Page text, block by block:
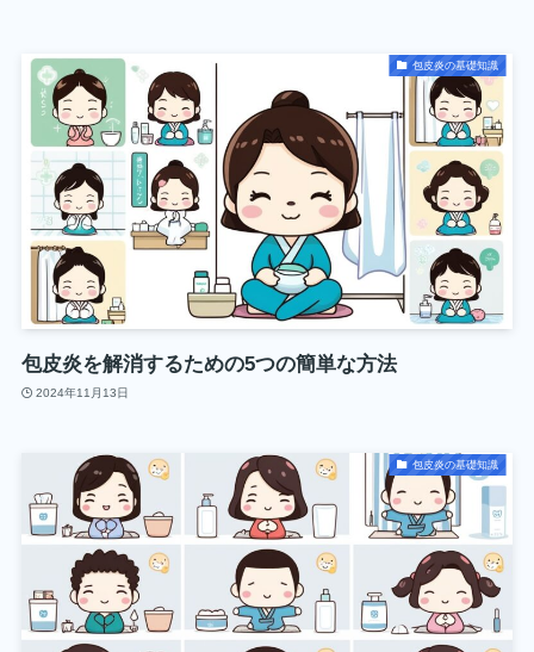
包皮炎の基礎知識
包皮炎を解消するための5つの簡単な方法
2024年11月13日
包皮炎の基礎知識